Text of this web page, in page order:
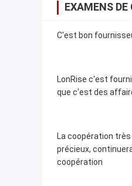
EXAMENS DE
C'est bon
LonRise c'est
que c'est des
La coopération
précieux,
coopération